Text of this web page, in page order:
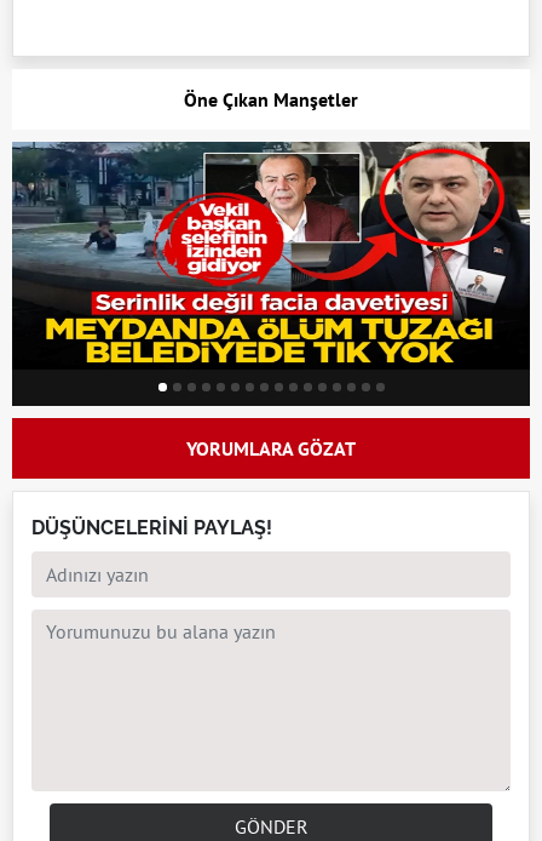
Öne Çıkan Manşetler
YORUMLARA GÖZAT
DÜŞÜNCELERİNİ PAYLAŞ!
GÖNDER